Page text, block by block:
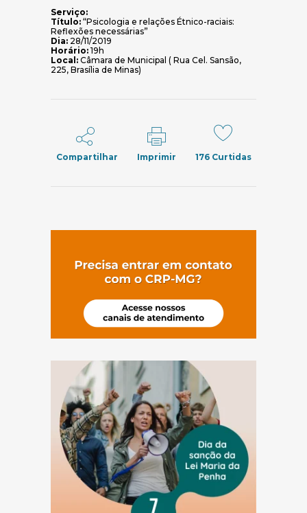
Serviço:
Título: “Psicologia e relações Étnico-raciais:
Reflexões necessárias”
Dia: 28/11/2019
Horário: 19h
Local: Câmara de Municipal ( Rua Cel. Sansão,
225, Brasília de Minas)
Compartilhar Imprimir 176Curtidas